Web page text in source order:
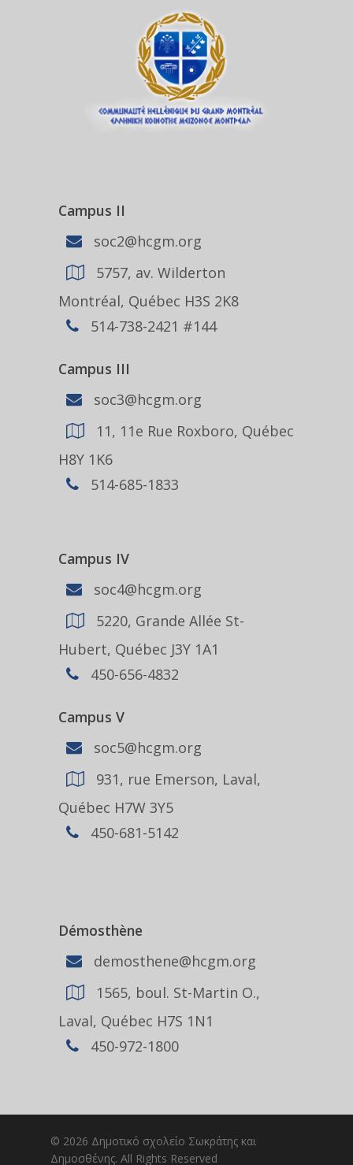
Campus II
soc2@hcgm.org
5757, av. Wilderton
Montréal, Québec H3S 2K8
514-738-2421 #144
Campus III
soc3@hcgm.org
11, 11e Rue Roxboro, Québec
H8Y 1K6
514-685-1833
Campus IV
soc4@hcgm.org
5220, Grande Allée St-
Hubert, Québec J3Y 1A1
450-656-4832
Campus V
soc5@hcgm.org
931, rue Emerson, Laval,
Québec H7W 3Y5
450-681-5142
Démosthène
demosthene@hcgm.org
1565, boul. St-Martin O.,
Laval, Québec H7S 1N1
450-972-1800
© 2026 Δημοτικό σχολείο Σωκράτης και
Δημοσθένης. All Rights Reserved